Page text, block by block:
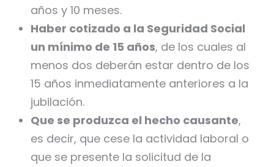
años y 10 meses.
Haber cotizado a la Seguridad Social
un mínimo de 15 años, de los cuales al
menos dos deberán estar dentro de los
15 años inmediatamente anteriores a la
jubilación.
Que se produzca el hecho causante,
es decir, que cese la actividad laboral o
que se presente la solicitud de la